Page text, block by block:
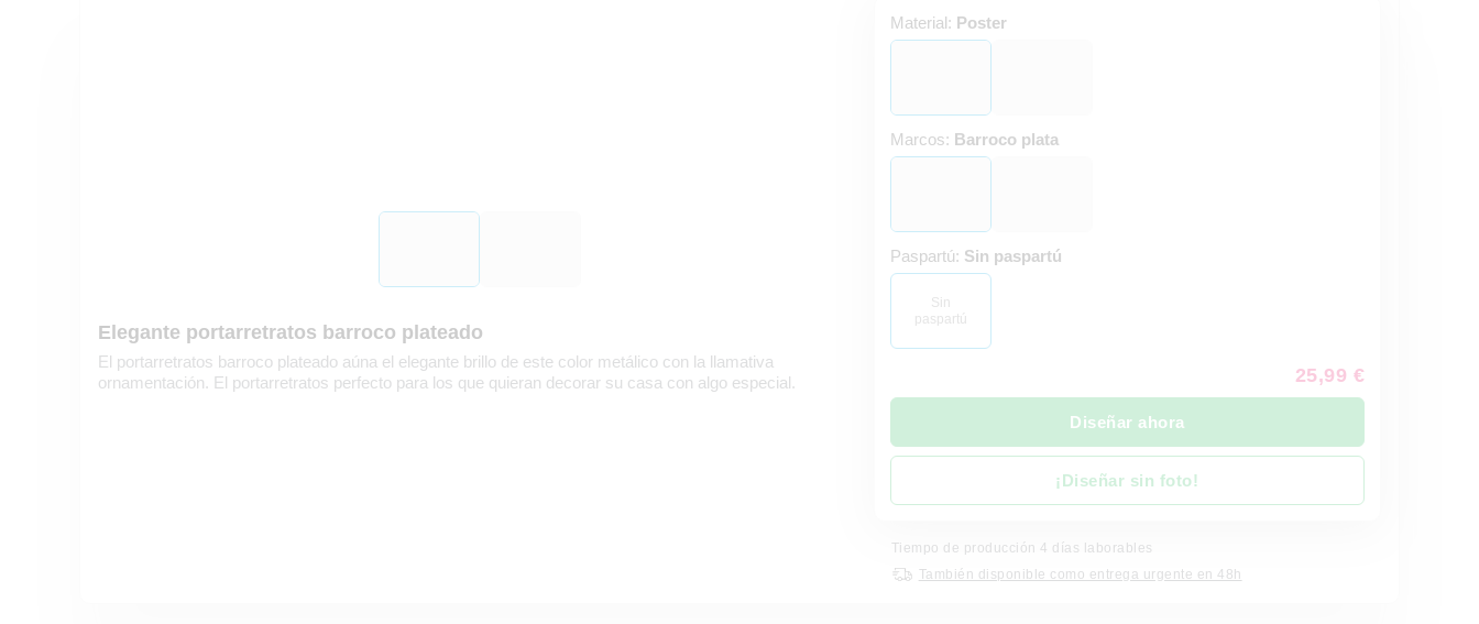
Elegante portarretratos barroco plateado
El portarretratos barroco plateado aúna el elegante brillo de este color metálico con la llamativa
ornamentación. El portarretratos perfecto para los que quieran decorar su casa con algo especial.
Material: Poster
Marcos: Barroco plata
Paspartú: Sin paspartú
Sin
paspartú
25,99 €
Diseñar ahora
¡Diseñar sin foto!
Tiempo de producción 4 días laborables
También disponible como entrega urgente en 48h